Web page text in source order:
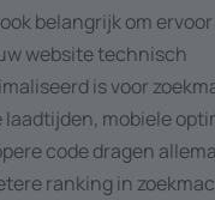
belangrijk om
website technisch
is voor
laadtijden, mobiele
code dragen
ranking in
deze pagina's
maken om bezoekers
laten ondernemen. Je
ook pagina's waarop je
verkeer hebt
beter te benutten.
Lokale SEO: Voor lokale
het belangrijk om je
optimaliseren voor
zoekopdrachten. Meld
Google Mijn Bedrijf en
je bedrijfsinformatie